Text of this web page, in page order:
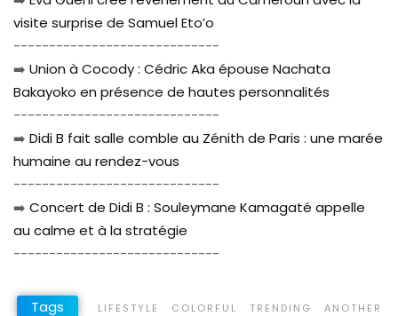
visite surprise de Samuel Eto’o
-----------------------------
➡️ Union à Cocody : Cédric Aka épouse Nachata
Bakayoko en présence de hautes personnalités
-----------------------------
➡️ Didi B fait salle comble au Zénith de Paris : une marée
humaine au rendez-vous
-----------------------------
➡️ Concert de Didi B : Souleymane Kamagaté appelle
au calme et à la stratégie
-----------------------------
Tags LIFESTYLE COLORFUL TRENDING ANOTHER